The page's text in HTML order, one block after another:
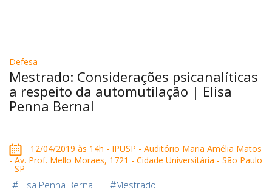
Defesa
Mestrado: Considerações psicanalíticas
a respeito da automutilação | Elisa
Penna Bernal
12/04/2019 às 14h - IPUSP - Auditório Maria Amélia Matos
- Av. Prof. Mello Moraes, 1721 - Cidade Universitária - São Paulo
- SP
#Elisa Penna Bernal #Mestrado